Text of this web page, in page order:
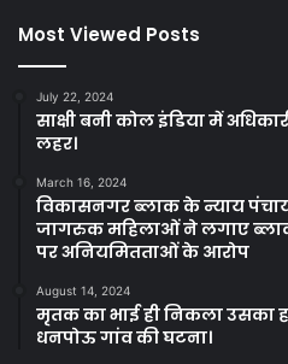
Most Viewed Posts
July 22, 2024
साक्षी बनी कोल इंडिया में
लहर।
March 16, 2024
विकासनगर ब्लाक के न्याय
जागरुक महिलाओं ने लगाए
पर अनियमितताओं के आरोप
August 14, 2024
मृतक का भाई ही निकला उसका
धनपोऊ गांव की घटना।